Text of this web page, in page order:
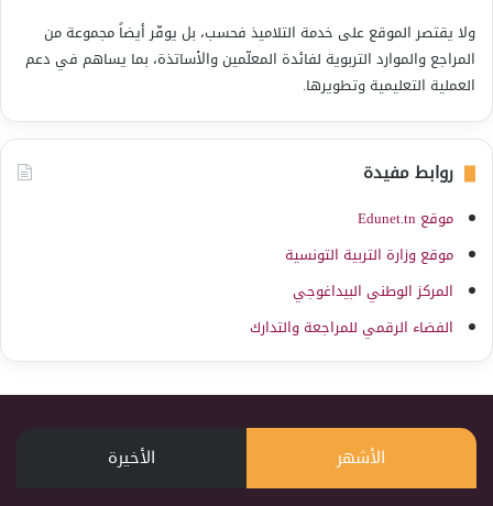
ولا يقتصر الموقع على خدمة التلاميذ فحسب، بل يوفّر أيضاً مجموعة من
المراجع والموارد التربوية لفائدة المعلّمين والأساتذة، بما يساهم في دعم
العملية التعليمية وتطويرها.
روابط مفيدة
موقع Edunet.tn
موقع وزارة التربية التونسية
المركز الوطني البيداغوجي
الفضاء الرقمي للمراجعة والتدارك
الأشهر الأخيرة